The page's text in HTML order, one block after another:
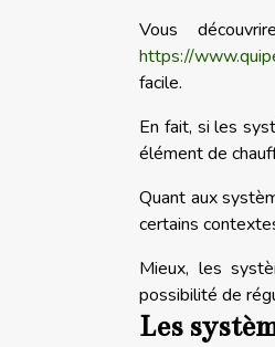
Vous
https://
facile.
En fait, si les
élément de
Quant aux
certains
Mieux, les
possibilité de
Les